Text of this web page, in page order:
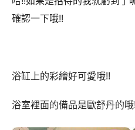
確認一下哦!!
浴缸上的彩繪好可愛哦!!
浴室裡面的備品是歐舒丹的哦